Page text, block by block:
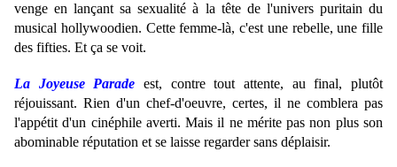
venge en lançant sa sexualité à la tête de l'univers puritain du
musical hollywoodien. Cette femme-là, c'est une rebelle, une fille
des fifties. Et ça se voit.
La Joyeuse Parade est, contre tout attente, au final, plutôt
réjouissant. Rien d'un chef-d'oeuvre, certes, il ne comblera pas
l'appétit d'un cinéphile averti. Mais il ne mérite pas non plus son
abominable réputation et se laisse regarder sans déplaisir.